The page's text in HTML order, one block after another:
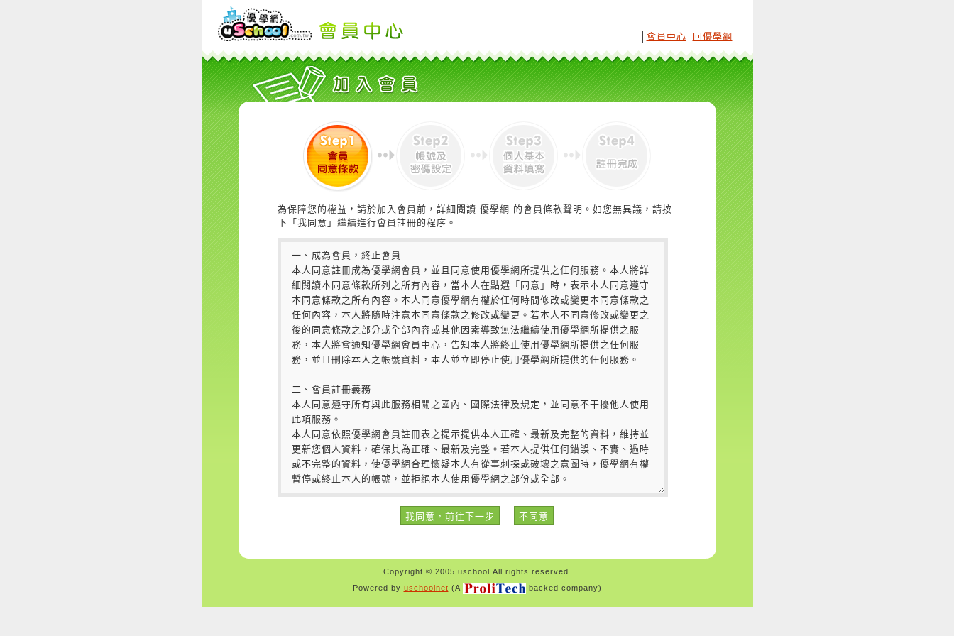
會員中心 回優學網
為保障您的權益，請於加入會員前，詳細閱讀 優學網 的會員條款聲明。如您無異議，請按
下「我同意」繼續進行會員註冊的程序。
Copyright © 2005 uschool.All rights reserved.
Powered by uschoolnet (A backed company)